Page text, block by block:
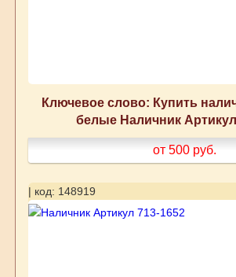
Ключевое слово: Купить
белые Наличник
от 500 руб.
| код: 148919